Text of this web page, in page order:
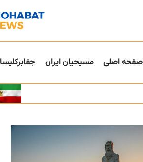
صفحه اصلی مسیحیان ایران جفا‌بر‌کلیسا